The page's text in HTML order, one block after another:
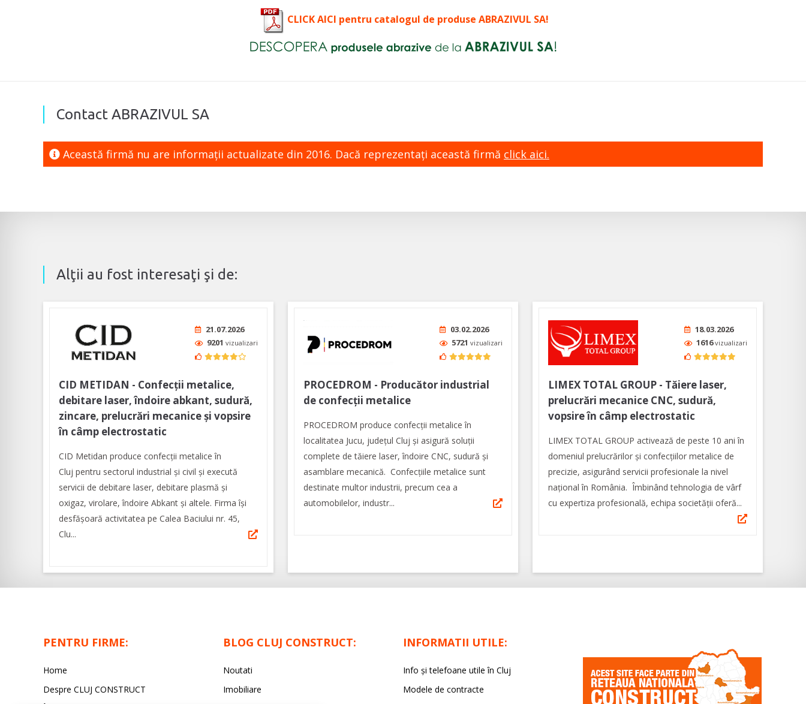
CLICK AICI pentru catalogul de produse ABRAZIVUL SA!
Contact ABRAZIVUL SA
Această firmă nu are informaţii actualizate din 2016. Dacă reprezentaţi această firmă click aici.
Alţii au fost interesaţi şi de:
21.07.2026
9201 vizualizari
CID METIDAN - Confecții metalice,
debitare laser, îndoire abkant, sudură,
zincare, prelucrări mecanice și vopsire
în câmp electrostatic
CID Metidan produce confecții metalice în
Cluj pentru sectorul industrial și civil și execută
servicii de debitare laser, debitare plasmă și
oxigaz, virolare, îndoire Abkant și altele. Firma își
desfășoară activitatea pe Calea Baciului nr. 45,
Clu...
03.02.2026
5721 vizualizari
PROCEDROM - Producător industrial
de confecții metalice
PROCEDROM produce confecții metalice în
localitatea Jucu, județul Cluj și asigură soluții
complete de tăiere laser, îndoire CNC, sudură și
asamblare mecanică. Confecțiile metalice sunt
destinate multor industrii, precum cea a
automobilelor, industr...
18.03.2026
1616vizualizari
LIMEX TOTAL GROUP - Tăiere laser,
prelucrări mecanice CNC, sudură,
vopsire în câmp electrostatic
LIMEX TOTAL GROUP activează de peste 10 ani în
domeniul prelucrărilor şi confecţiilor metalice de
precizie, asigurând servicii profesionale la nivel
naţional în România. Îmbinând tehnologia de vârf
cu expertiza profesională, echipa societăţii oferă...
PENTRU FIRME:
Home
Despre CLUJ CONSTRUCT
BLOG CLUJ CONSTRUCT:
Noutati
Imobiliare
INFORMATII UTILE:
Info și telefoane utile în Cluj
Modele de contracte